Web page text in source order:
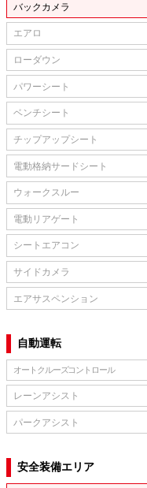
バックカメラ
エアロ
ローダウン
パワーシート
ベンチシート
チップアップシート
電動格納サードシート
ウォークスルー
電動リアゲート
シートエアコン
サイドカメラ
エアサスペンション
自動運転
オートクルーズコントロール
レーンアシスト
パークアシスト
安全装備エリア